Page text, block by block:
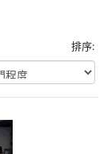
排序: